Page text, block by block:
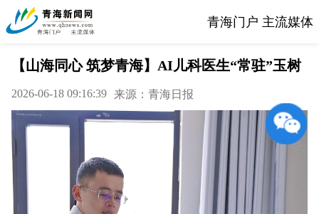
青海门户 主流媒体
【山海同心 筑梦青海】AI儿科医生“常驻”玉树
2026-06-18 09:16:39 来源：青海日报